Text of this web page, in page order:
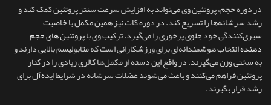
در دوره حجم، پروتئین وی می‌تواند به افزایش سرعت سنتز پروتئین کمک کند و
رشد سرشانه‌ها را تسریع کند. در دوره کات نیز همین مکمل با خاصیت
سیری‌کنندگی خود جلوی پرخوری را می‌گیرد. ترکیب وی باپروتئین های حجم
دهندهانتخاب هوشمندانه‌ای برای ورزشکارانی است که متابولیسم بالایی دارند و
به‌ سختی وزن می‌گیرند. در واقع این دسته از مکمل‌ها کالری زیادی را در کنار
پروتئین فراهم می‌کنند و باعث می‌شوند عضلات سرشانه در شرایط ایده‌آل برای
رشد قرار بگیرند.